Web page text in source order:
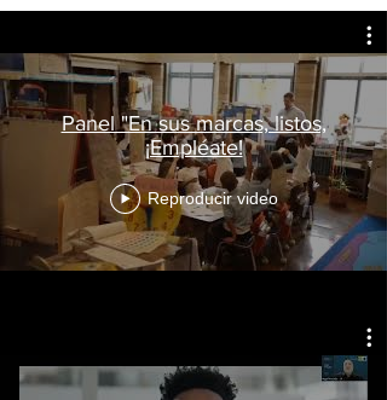
Panel "En sus marcas, listos,
¡Empléate!
Reproducir video